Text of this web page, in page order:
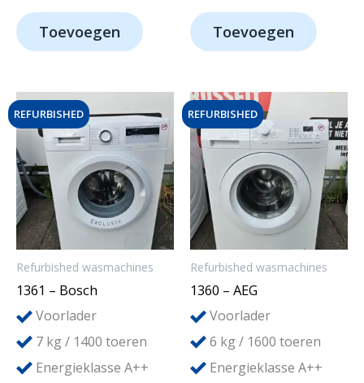
Toevoegen Toevoegen
REFURBISHED
Refurbished wasmachines
1361 – Bosch
Voorlader
7 kg / 1400 toeren
Energieklasse A++
REFURBISHED
Refurbished wasmachines
1360 – AEG
Voorlader
6 kg / 1600 toeren
Energieklasse A++